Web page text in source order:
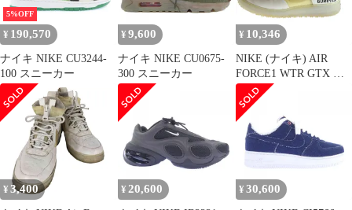
5%OFF
¥ 190,570
ナイキ NIKE CU3244-
100 スニーカー
¥ 9,600
ナイキ NIKE CU0675-
300 スニーカー
¥ 10,346
NIKE (ナイキ) AIR
FORCE1 WTR GTX エ
アフォースワン ウィン
ター ゴアテックス フロ
ントジップ ハイカット
スニーカー ホワイト
US10/28cm CQ7211-002
¥3,400 ¥ 20,600 ¥ 30,600